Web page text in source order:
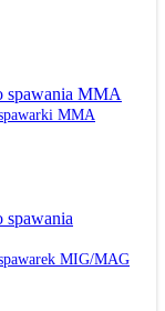
spawania MMA
MMA
spawania
MIG/MAG